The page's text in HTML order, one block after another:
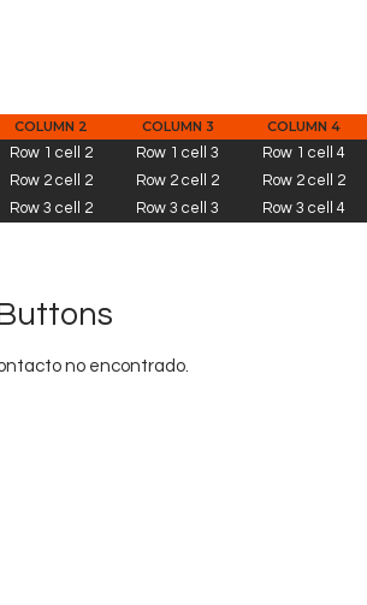
COLUMN 2 COLUMN 3
COLUMN 4
Row 1 cell 2 Row 1 cell 3
Row 1 cell 4
Row 2 cell 2 Row 2 cell 2
Row 2 cell 2
Row 3 cell 2 Row 3 cell 3 Row 3 cell 4
no encontrado.